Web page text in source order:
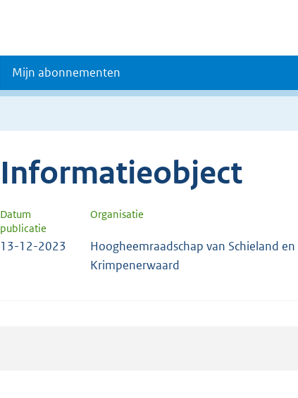
Mijn abonnementen
Informatieobject
Datum
publicatie
Organisatie
13-12-2023
Hoogheemraadschap van Schieland en
Krimpenerwaard